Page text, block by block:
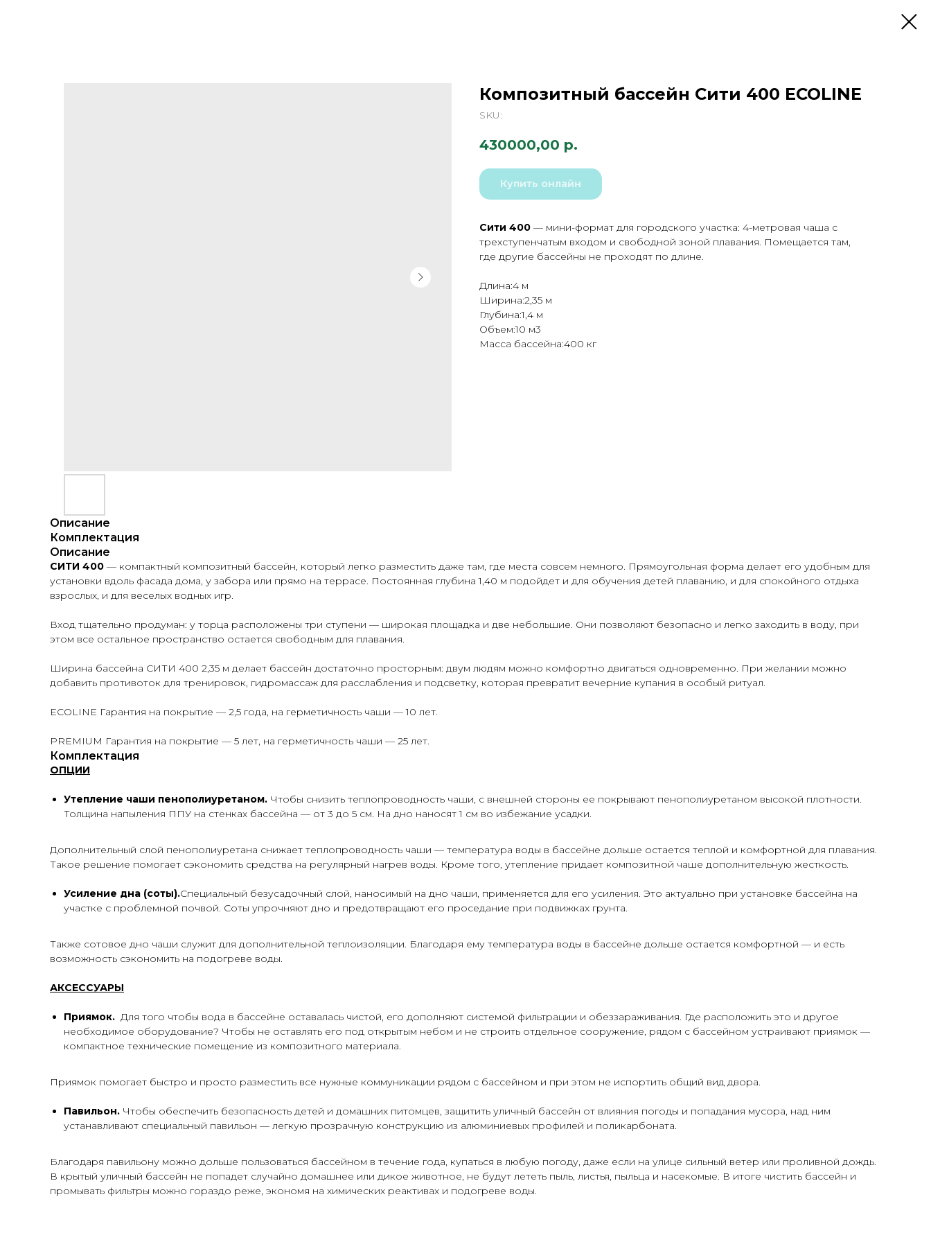
Композитный бассейн Сити 400 ECOLINE
SKU:
430000,00 р.
Купить онлайн
Сити 400 — мини-формат для городского участка: 4-метровая чаша с
трехступенчатым входом и свободной зоной плавания. Помещается там,
где другие бассейны не проходят по длине.
Длина:4 м
Ширина:2,35 м
Глубина:1,4 м
Объем:10 м3
Масса бассейна:400 кг
Описание
Комплектация
Описание
СИТИ 400 — компактный композитный бассейн, который легко разместить даже там, где места совсем немного. Прямоугольная форма делает его удобным для
установки вдоль фасада дома, у забора или прямо на террасе. Постоянная глубина 1,40 м подойдет и для обучения детей плаванию, и для спокойного отдыха
взрослых, и для веселых водных игр.
Вход тщательно продуман: у торца расположены три ступени — широкая площадка и две небольшие. Они позволяют безопасно и легко заходить в воду, при
этом все остальное пространство остается свободным для плавания.
Ширина бассейна СИТИ 400 2,35 м делает бассейн достаточно просторным: двум людям можно комфортно двигаться одновременно. При желании можно
добавить противоток для тренировок, гидромассаж для расслабления и подсветку, которая превратит вечерние купания в особый ритуал.
ECOLINE Гарантия на покрытие — 2,5 года, на герметичность чаши — 10 лет.
PREMIUM Гарантия на покрытие — 5 лет, на герметичность чаши — 25 лет.
Комплектация
ОПЦИИ
Утепление чаши пенополиуретаном. Чтобы снизить теплопроводность чаши, с внешней стороны ее покрывают пенополиуретаном высокой плотности.
Толщина напыления ППУ на стенках бассейна — от 3 до 5 см. На дно наносят 1 см во избежание усадки.
Дополнительный слой пенополиуретана снижает теплопроводность чаши — температура воды в бассейне дольше остается теплой и комфортной для плавания.
Такое решение помогает сэкономить средства на регулярный нагрев воды. Кроме того, утепление придает композитной чаше дополнительную жесткость.
Усиление дна (соты).Специальный безусадочный слой, наносимый на дно чаши, применяется для его усиления. Это актуально при установке бассейна на
участке с проблемной почвой. Соты упрочняют дно и предотвращают его проседание при подвижках грунта.
Также сотовое дно чаши служит для дополнительной теплоизоляции. Благодаря ему температура воды в бассейне дольше остается комфортной — и есть
возможность сэкономить на подогреве воды.
АКСЕССУАРЫ
Приямок. Для того чтобы вода в бассейне оставалась чистой, его дополняют системой фильтрации и обеззараживания. Где расположить это и другое
необходимое оборудование? Чтобы не оставлять его под открытым небом и не строить отдельное сооружение, рядом с бассейном устраивают приямок —
компактное технические помещение из композитного материала.
Приямок помогает быстро и просто разместить все нужные коммуникации рядом с бассейном и при этом не испортить общий вид двора.
Павильон. Чтобы обеспечить безопасность детей и домашних питомцев, защитить уличный бассейн от влияния погоды и попадания мусора, над ним
устанавливают специальный павильон — легкую прозрачную конструкцию из алюминиевых профилей и поликарбоната.
Благодаря павильону можно дольше пользоваться бассейном в течение года, купаться в любую погоду, даже если на улице сильный ветер или проливной дождь.
В крытый уличный бассейн не попадет случайно домашнее или дикое животное, не будут лететь пыль, листья, пыльца и насекомые. В итоге чистить бассейн и
промывать фильтры можно гораздо реже, экономя на химических реактивах и подогреве воды.